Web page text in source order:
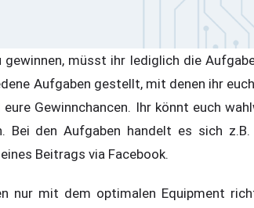
gewinnen, müsst ihr lediglich die
Aufgaben gestellt, mit denen ihr
Gewinnchancen. Ihr könnt euch
Bei den Aufgaben handelt es sich
Beitrags via Facebook.
nur mit dem optimalen Equipment